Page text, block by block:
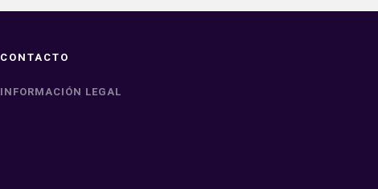
CONTACTO
INFORMACIÓN LEGAL